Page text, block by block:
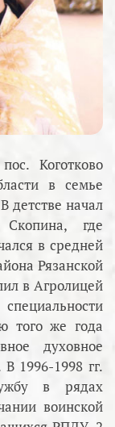
Коготково
в семье
детстве начал
где
в средней
Рязанской
в Агролицей
того же года
духовное
1996-1998 гг.
в рядах
воинской